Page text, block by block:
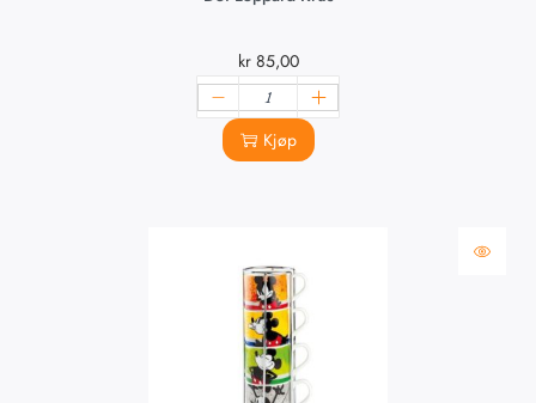
kr85,00
Kjøp